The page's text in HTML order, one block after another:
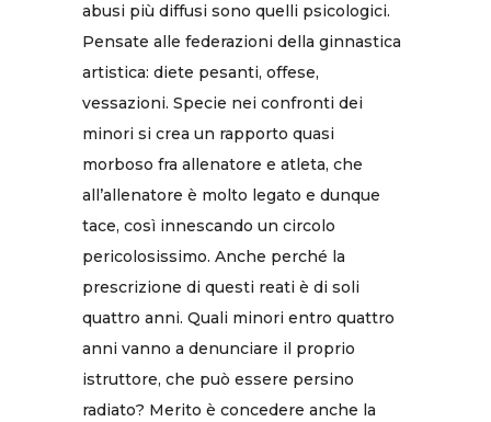
abusi più diffusi sono quelli psicologici.
Pensate alle federazioni della ginnastica
artistica: diete pesanti, offese,
vessazioni. Specie nei confronti dei
minori si crea un rapporto quasi
morboso fra allenatore e atleta, che
all’allenatore è molto legato e dunque
tace, così innescando un circolo
pericolosissimo. Anche perché la
prescrizione di questi reati è di soli
quattro anni. Quali minori entro quattro
anni vanno a denunciare il proprio
istruttore, che può essere persino
radiato? Merito è concedere anche la